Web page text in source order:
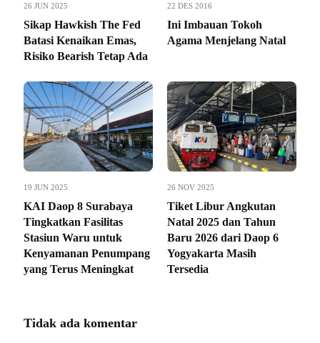
26 JUN 2025
Sikap Hawkish The Fed
Batasi Kenaikan Emas,
Risiko Bearish Tetap Ada
22 DES 2016
Ini Imbauan Tokoh
Agama Menjelang Natal
19 JUN 2025
KAI Daop 8 Surabaya
Tingkatkan Fasilitas
Stasiun Waru untuk
Kenyamanan Penumpang
yang Terus Meningkat
26 NOV 2025
Tiket Libur Angkutan
Natal 2025 dan Tahun
Baru 2026 dari Daop 6
Yogyakarta Masih
Tersedia
Tidak ada komentar